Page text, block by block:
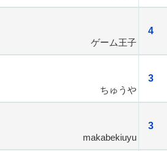
4
ゲーム王子
3
ちゅうや
3
makabekiuyu